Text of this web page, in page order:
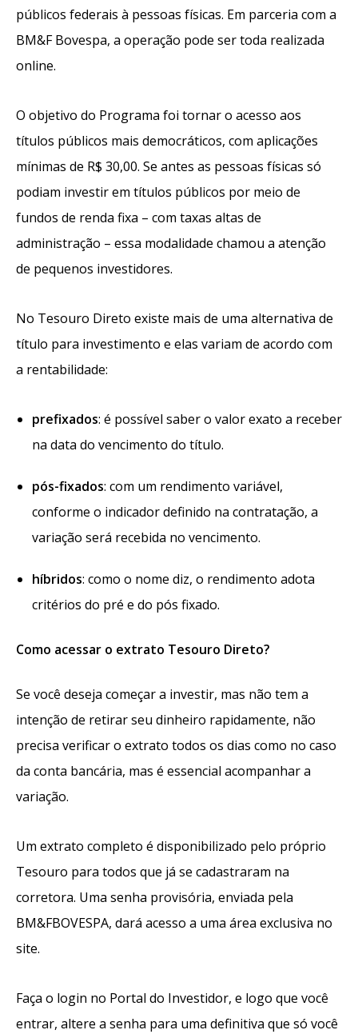
públicos federais à pessoas físicas. Em parceria com a
BM&F Bovespa, a operação pode ser toda realizada
online.
O objetivo do Programa foi tornar o acesso aos
títulos públicos mais democráticos, com aplicações
mínimas de R$ 30,00. Se antes as pessoas físicas só
podiam investir em títulos públicos por meio de
fundos de renda fixa – com taxas altas de
administração – essa modalidade chamou a atenção
de pequenos investidores.
No Tesouro Direto existe mais de uma alternativa de
título para investimento e elas variam de acordo com
a rentabilidade:
prefixados: é possível saber o valor exato a receber
na data do vencimento do título.
pós-fixados: com um rendimento variável,
conforme o indicador definido na contratação, a
variação será recebida no vencimento.
híbridos: como o nome diz, o rendimento adota
critérios do pré e do pós fixado.
Como acessar o extrato Tesouro Direto?
Se você deseja começar a investir, mas não tem a
intenção de retirar seu dinheiro rapidamente, não
precisa verificar o extrato todos os dias como no caso
da conta bancária, mas é essencial acompanhar a
variação.
Um extrato completo é disponibilizado pelo próprio
Tesouro para todos que já se cadastraram na
corretora. Uma senha provisória, enviada pela
BM&FBOVESPA, dará acesso a uma área exclusiva no
site.
Faça o login no Portal do Investidor, e logo que você
entrar, altere a senha para uma definitiva que só você